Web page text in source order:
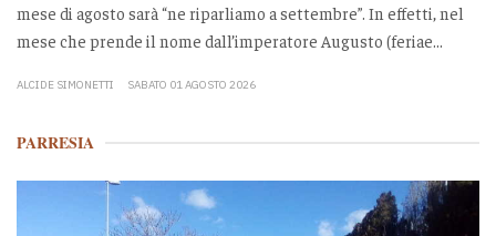
mese di agosto sarà “ne riparliamo a settembre”. In effetti, nel
mese che prende il nome dall’imperatore Augusto (feriae...
ALCIDE SIMONETTI SABATO 01 AGOSTO 2026
PARRESIA